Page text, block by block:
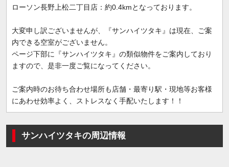
ローソン長野上松二丁目店：約0.4kmとなっております。
大変申し訳ございませんが、『サンハイツタキ』は現在、ご案
内できる空室がございません。
ページ下部に『サンハイツタキ』の類似物件をご案内しており
ますので、是非一度ご覧になってください。
ご案内時のお待ち合わせ場所も店舗・最寄り駅・現地等お客様
にあわせ効率よく、ストレスなく手配いたします！！
サンハイツタキの周辺情報